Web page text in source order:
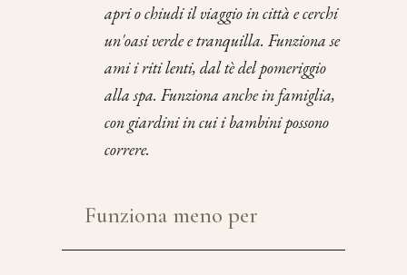
apri o chiudi il viaggio in città e cerchi
un'oasi verde e tranquilla. Funziona se
ami i riti lenti, dal tè del pomeriggio
alla spa. Funziona anche in famiglia,
con giardini in cui i bambini possono
correre.
Funziona meno per